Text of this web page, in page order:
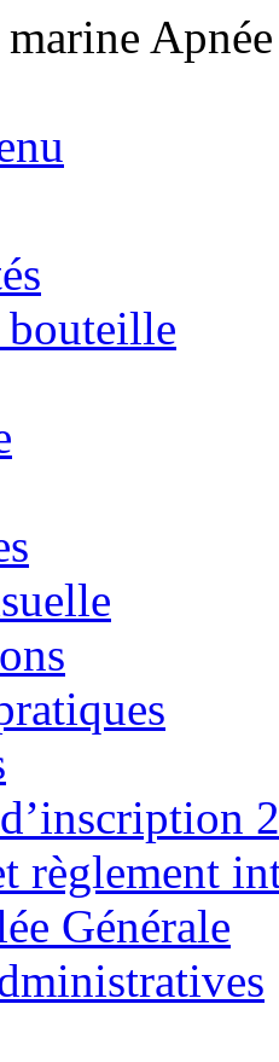
bouteille
règlement
Générale